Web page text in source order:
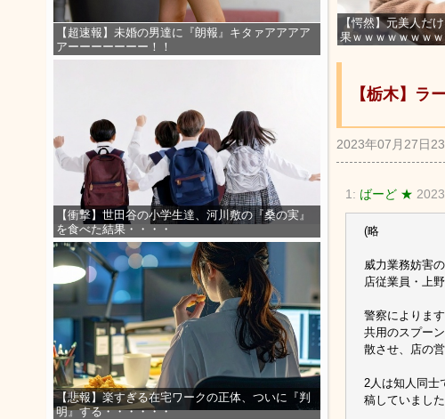
【超速報】未婚の男達に『朗報』キタァアアアア
アーーーーーーー！！
【衝撃】世田谷の小学生達、河川敷の『桑の実』
を食べた結果・・・・
【悲報】楽すぎる在宅ワークの正体、ついに『判
明』する・・・・・・
【愕然】元美人だ
果ｗｗｗｗｗｗｗ
【栃木】ラ
2023年07月27日
1: ばーど ★
(略
威力業務妨害
店従業員・上
警察によりま
共用のスプー
散させ、店の
2人は知人同士
稿していました